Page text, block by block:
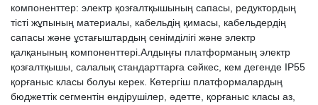
компоненттер: электр қозғалтқышының сапасы, редуктордың
тісті жұпының материалы, кабельдің қимасы, кабельдердің
сапасы және ұстағыштардың сенімділігі және электр
қалқанының компоненттері.Алдыңғы платформаның электр
қозғалтқышы, салалық стандарттарға сәйкес, кем дегенде IP55
қорғаныс класы болуы керек. Көтергіш платформалардың
бюджеттік сегментін өндірушілер, әдетте, қорғаныс класы аз,